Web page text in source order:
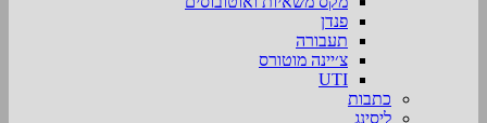
פנדן
תעבורה
צ׳יינה מוטורס
UTI
כתבות
ליסינג